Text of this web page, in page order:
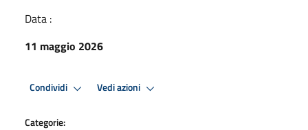
Data :
11 maggio 2026
Condividi Vedi azioni
Categorie: